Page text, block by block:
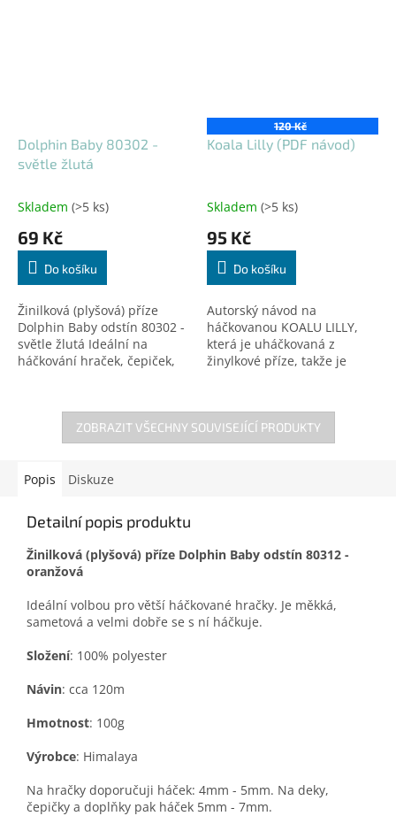
Dolphin Baby 80302 -
světle žlutá
Skladem (>5 ks)
69 Kč
Do košíku
Žinilková (plyšová) příze
Dolphin Baby odstín 80302 -
světle žlutá Ideální na
háčkování hraček, čepiček,
120 Kč
Koala Lilly (PDF návod)
Skladem (>5 ks)
95 Kč
Do košíku
Autorský návod na
háčkovanou KOALU LILLY,
která je uháčkovaná z
žinylkové příze, takže je
každému, kdo se na ni jen...
ZOBRAZIT VŠECHNY SOUVISEJÍCÍ PRODUKTY
Popis Diskuze
Detailní popis produktu
Žinilková (plyšová) příze Dolphin Baby odstín 80312 -
oranžová
Ideální volbou pro větší háčkované hračky. Je měkká,
sametová a velmi dobře se s ní háčkuje.
Složení: 100% polyester
Návin: cca 120m
Hmotnost: 100g
Výrobce: Himalaya
Na hračky doporučuji háček: 4mm - 5mm. Na deky,
čepičky a doplňky pak háček 5mm - 7mm.